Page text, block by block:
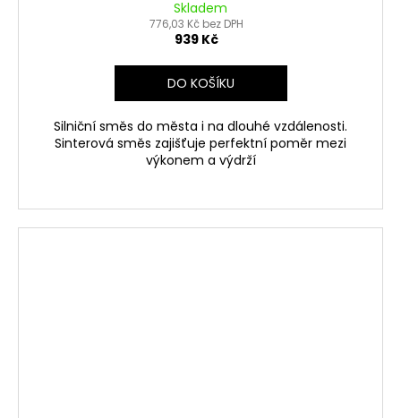
Skladem
776,03 Kč bez DPH
939 Kč
DO KOŠÍKU
Silniční směs do města i na dlouhé vzdálenosti.
Sinterová směs zajišťuje perfektní poměr mezi
výkonem a výdrží